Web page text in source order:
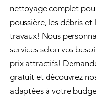
nettoyage complet
poussière, les débris et
travaux! Nous
services selon vos
prix attractifs!
gratuit et découvrez
adaptées à votre